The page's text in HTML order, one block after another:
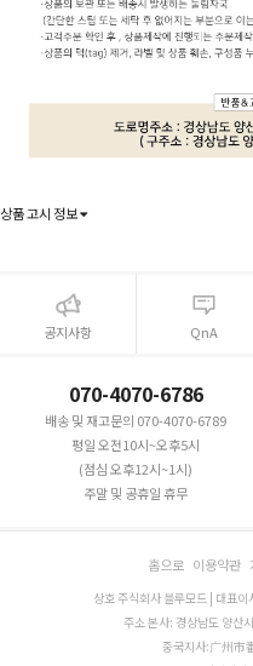
상품 고시 정보
공지사항 QnA
070-4070-6786
배송 및 재고문의 070-4070-6789
평일 오전10시~오후5시
(점심 오후12시~1시)
주말 및 공휴일 휴무
홈으로 이용약관
상호 주식회사 블루모드 | 대표
주소 본사: 경상남도 양산
중국지사:广州